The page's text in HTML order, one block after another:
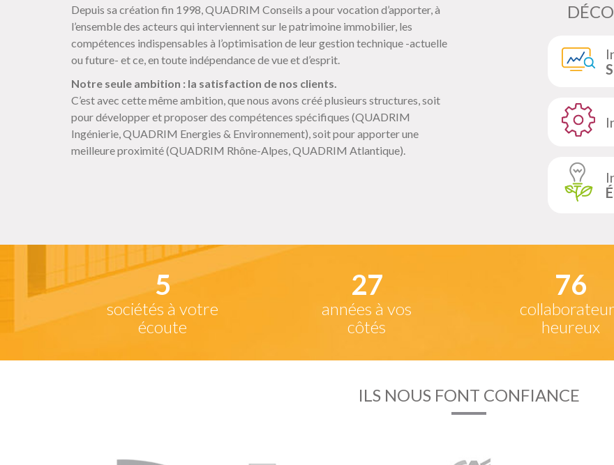
Depuis sa création fin 1998, QUADRIM Conseils a pour vocation d’apporter, à
l’ensemble des acteurs qui interviennent sur le patrimoine immobilier, les
compétences indispensables à l’optimisation de leur gestion technique -actuelle
ou future- et ce, en toute indépendance de vue et d’esprit.
Notre seule ambition : la satisfaction de nos clients.
C’est avec cette même ambition, que nous avons créé plusieurs structures, soit
pour développer et proposer des compétences spécifiques (QUADRIM
Ingénierie, QUADRIM Energies & Environnement), soit pour apporter une
meilleure proximité (QUADRIM Rhône-Alpes, QUADRIM Atlantique).
5
sociétés à votre
écoute
27
années à vos
côtés
77
heureux
ILS NOUS FONT CONFIANCE